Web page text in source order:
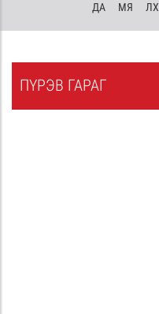
ДА МЯ ЛХ
ПҮРЭВ ГАРАГ